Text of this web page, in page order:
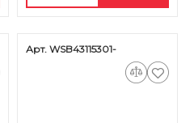
Арт. WSB43115301-